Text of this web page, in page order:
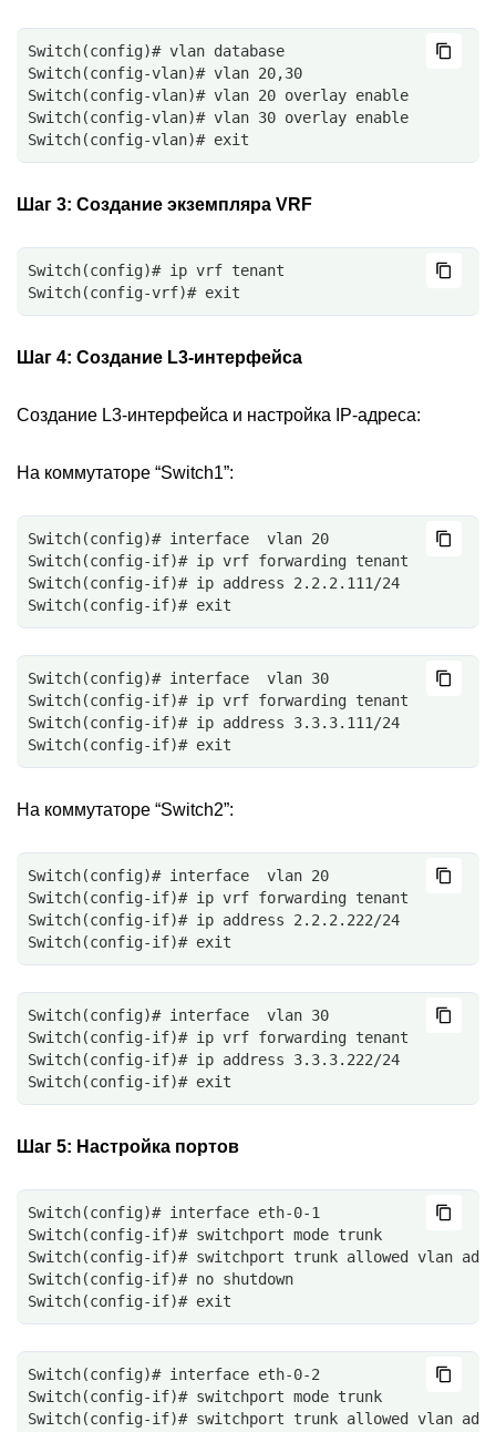
Switch(config)# vlan database
Switch(config-vlan)# vlan 20,30
Switch(config-vlan)# vlan 20 overlay enable
Switch(config-vlan)# vlan 30 overlay enable
Switch(config-vlan)# exit
Шаг 3: Создание экземпляра VRF
Switch(config)# ip vrf tenant
Switch(config-vrf)# exit
Шаг 4: Создание L3-интерфейса
Создание L3-интерфейса и настройка IP-адреса:
На коммутаторе “Switch1”:
Switch(config)# interface  vlan 20
Switch(config-if)# ip vrf forwarding tenant
Switch(config-if)# ip address 2.2.2.111/24
Switch(config-if)# exit
Switch(config)# interface  vlan 30
Switch(config-if)# ip vrf forwarding tenant
Switch(config-if)# ip address 3.3.3.111/24
Switch(config-if)# exit
На коммутаторе “Switch2”:
Switch(config)# interface  vlan 20
Switch(config-if)# ip vrf forwarding tenant
Switch(config-if)# ip address 2.2.2.222/24
Switch(config-if)# exit
Switch(config)# interface  vlan 30
Switch(config-if)# ip vrf forwarding tenant
Switch(config-if)# ip address 3.3.3.222/24
Switch(config-if)# exit
Шаг 5: Настройка портов
Switch(config)# interface eth-0-1
Switch(config-if)# switchport mode trunk
Switch(config-if)# switchport trunk allowed vlan add
Switch(config-if)# no shutdown
Switch(config-if)# exit
Switch(config)# interface eth-0-2
Switch(config-if)# switchport mode trunk
Switch(config-if)# switchport trunk allowed vlan add